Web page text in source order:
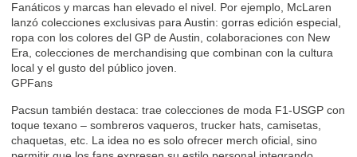
Fanáticos y marcas han elevado el nivel. Por ejemplo, McLaren
lanzó colecciones exclusivas para Austin: gorras edición especial,
ropa con los colores del GP de Austin, colaboraciones con New
Era, colecciones de merchandising que combinan con la cultura
local y el gusto del público joven.
GPFans
Pacsun también destaca: trae colecciones de moda F1-USGP con
toque texano – sombreros vaqueros, trucker hats, camisetas,
chaquetas, etc. La idea no es solo ofrecer merch oficial, sino